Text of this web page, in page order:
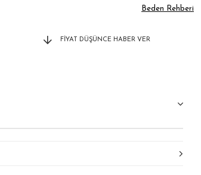
Beden Rehberi
FIYAT DÜŞÜNCE HABER VER